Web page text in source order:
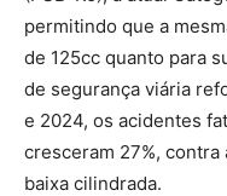
permitindo que a
de 125cc quanto para
de segurança viária
e 2024, os acidentes
cresceram 27%,
baixa cilindrada.